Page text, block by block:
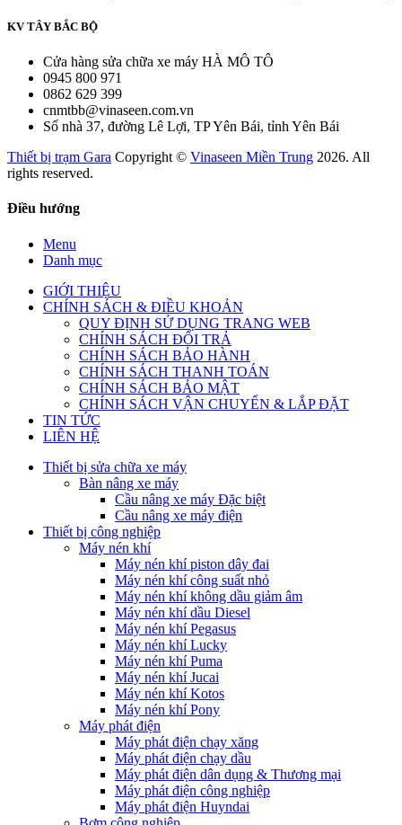
KV TÂY BẮC BỘ
Cửa hàng sửa chữa xe máy HÀ MÔ TÔ
0945 800 971
0862 629 399
cnmtbb@vinaseen.com.vn
Số nhà 37, đường Lê Lợi, TP Yên Bái, tỉnh Yên Bái
Thiết bị trạm Gara Copyright © Vinaseen Miền Trung 2026. All
rights reserved.
Điều hướng
Menu
Danh mục
GIỚI THIỆU
CHÍNH SÁCH & ĐIỀU KHOẢN
QUY ĐỊNH SỬ DỤNG TRANG WEB
CHÍNH SÁCH ĐỔI TRẢ
CHÍNH SÁCH BẢO HÀNH
CHÍNH SÁCH THANH TOÁN
CHÍNH SÁCH BẢO MẬT
CHÍNH SÁCH VẬN CHUYỂN & LẮP ĐẶT
TIN TỨC
LIÊN HỆ
Thiết bị sửa chữa xe máy
Bàn nâng xe máy
Cầu nâng xe máy Đặc biệt
Cầu nâng xe máy điện
Thiết bị công nghiệp
Máy nén khí
Máy nén khí piston dây đai
Máy nén khí công suất nhỏ
Máy nén khí không dầu giảm âm
Máy nén khí dầu Diesel
Máy nén khí Pegasus
Máy nén khí Lucky
Máy nén khí Puma
Máy nén khí Jucai
Máy nén khí Kotos
Máy nén khí Pony
Máy phát điện
Máy phát điện chạy xăng
Máy phát điện chạy dầu
Máy phát điện dân dụng & Thương mại
Máy phát điện công nghiệp
Máy phát điện Huyndai